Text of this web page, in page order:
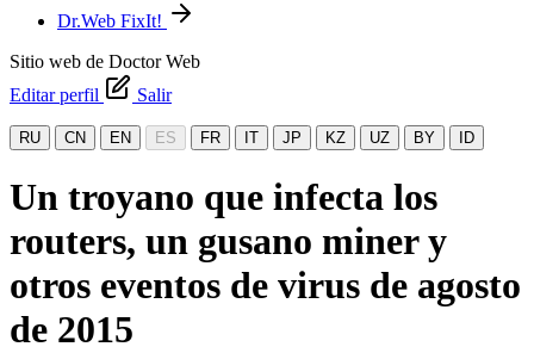
Dr.Web FixIt!
Sitio web de Doctor Web
Editar perfil
Salir
RU CN EN ES FR IT JP KZ UZ BY ID
Un troyano que infecta los
routers, un gusano miner y
otros eventos de virus de agosto
de 2015